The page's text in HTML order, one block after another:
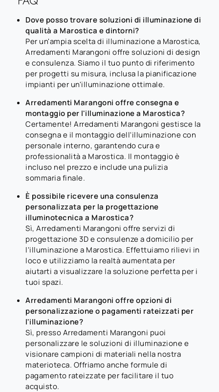
Dove posso trovare soluzioni di illuminazione di
qualità a Marostica e dintorni?
Per un'ampia scelta di illuminazione a Marostica,
Arredamenti Marangoni offre soluzioni di design
e consulenza. Siamo il tuo punto di riferimento
per progetti su misura, inclusa la pianificazione
impianti per un'illuminazione ottimale.
Arredamenti Marangoni offre consegna e
montaggio per l'illuminazione a Marostica?
Certamente! Arredamenti Marangoni gestisce la
consegna e il montaggio dell'illuminazione con
personale interno, garantendo cura e
professionalità a Marostica. Il montaggio è
incluso nel prezzo e include una pulizia
sommaria finale.
È possibile ricevere una consulenza
personalizzata per la progettazione
illuminotecnica a Marostica?
Sì, Arredamenti Marangoni offre servizi di
progettazione 3D e consulenze a domicilio per
l'illuminazione a Marostica. Effettuiamo rilievi in
loco e utilizziamo la realtà aumentata per
aiutarti a visualizzare la soluzione perfetta per i
tuoi spazi.
Arredamenti Marangoni offre opzioni di
personalizzazione o pagamenti rateizzati per
l'illuminazione?
Sì, presso Arredamenti Marangoni puoi
personalizzare le soluzioni di illuminazione e
visionare campioni di materiali nella nostra
materioteca. Offriamo anche formule di
pagamento rateizzate per facilitare il tuo
acquisto.